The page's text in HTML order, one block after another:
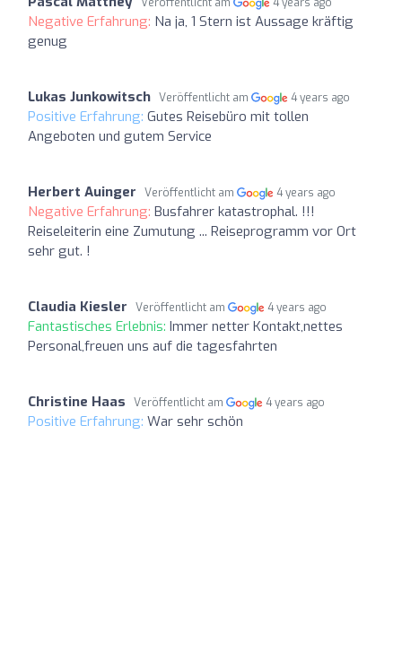
Negative Erfahrung: Na ja, 1 Stern ist Aussage kräftig
genug
Lukas Junkowitsch Veröffentlicht am 4 years ago
Positive Erfahrung: Gutes Reisebüro mit tollen
Angeboten und gutem Service
Herbert Auinger Veröffentlicht am 4 years ago
Negative Erfahrung: Busfahrer katastrophal. !!!
Reiseleiterin eine Zumutung ... Reiseprogramm vor Ort
sehr gut. !
Claudia Kiesler Veröffentlicht am 4 years ago
Fantastisches Erlebnis: Immer netter Kontakt,nettes
Personal,freuen uns auf die tagesfahrten
Christine Haas Veröffentlicht am 4 years ago
Positive Erfahrung: War sehr schön